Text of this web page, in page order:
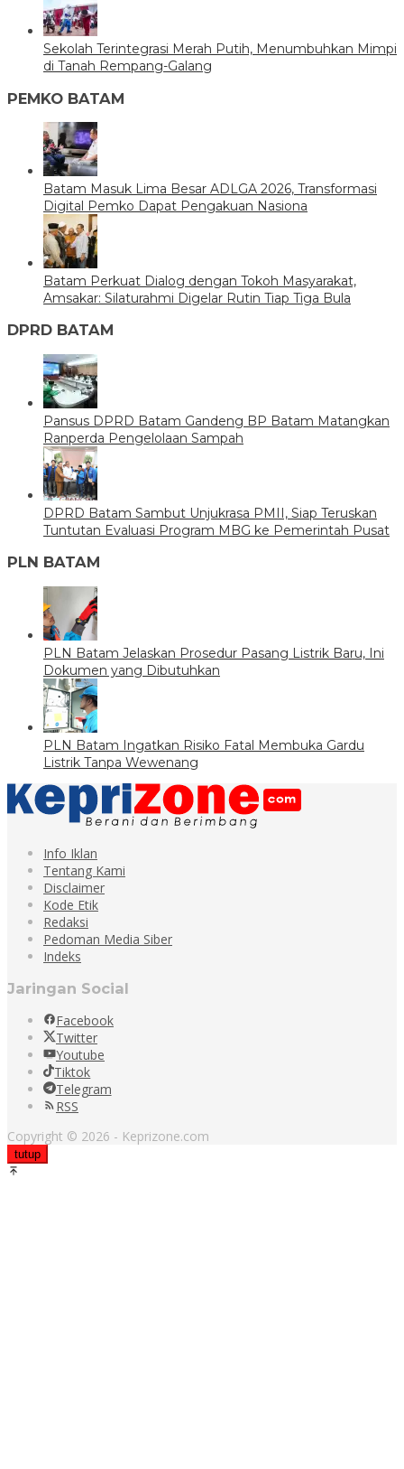
Sekolah Terintegrasi Merah Putih, Menumbuhkan Mimpi
di Tanah Rempang-Galang
PEMKO BATAM
Batam Masuk Lima Besar ADLGA 2026, Transformasi
Digital Pemko Dapat Pengakuan Nasiona
Batam Perkuat Dialog dengan Tokoh Masyarakat,
Amsakar: Silaturahmi Digelar Rutin Tiap Tiga Bula
DPRD BATAM
Pansus DPRD Batam Gandeng BP Batam Matangkan
Ranperda Pengelolaan Sampah
DPRD Batam Sambut Unjukrasa PMII, Siap Teruskan
Tuntutan Evaluasi Program MBG ke Pemerintah Pusat
PLN BATAM
PLN Batam Jelaskan Prosedur Pasang Listrik Baru, Ini
Dokumen yang Dibutuhkan
PLN Batam Ingatkan Risiko Fatal Membuka Gardu
Listrik Tanpa Wewenang
Info Iklan
Tentang Kami
Disclaimer
Kode Etik
Redaksi
Pedoman Media Siber
Indeks
Jaringan Social
Facebook
Twitter
Youtube
Tiktok
Telegram
RSS
Copyright © 2026 - Keprizone.com
tutup